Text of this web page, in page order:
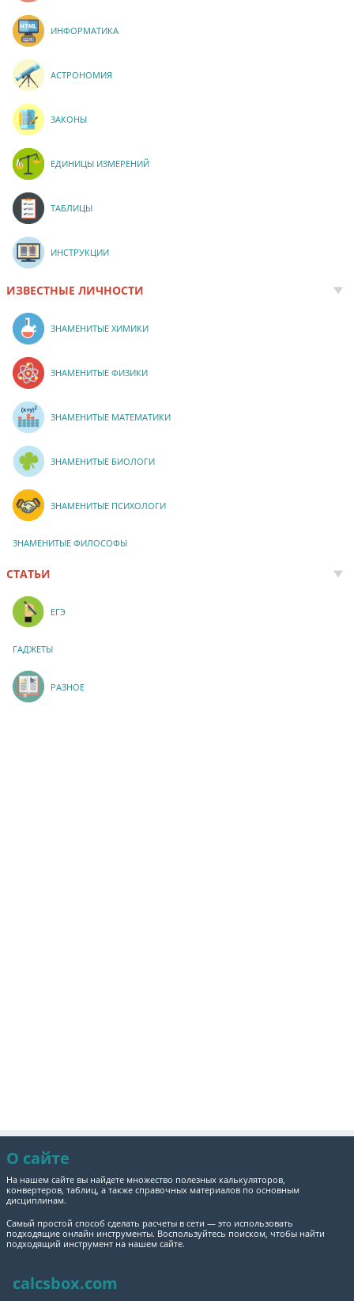
ИНФОРМАТИКА
АСТРОНОМИЯ
ЗАКОНЫ
ЕДИНИЦЫ ИЗМЕРЕНИЙ
ТАБЛИЦЫ
ИНСТРУКЦИИ
ИЗВЕСТНЫЕ ЛИЧНОСТИ
ЗНАМЕНИТЫЕ ХИМИКИ
ЗНАМЕНИТЫЕ ФИЗИКИ
ЗНАМЕНИТЫЕ МАТЕМАТИКИ
ЗНАМЕНИТЫЕ БИОЛОГИ
ЗНАМЕНИТЫЕ ПСИХОЛОГИ
ЗНАМЕНИТЫЕ ФИЛОСОФЫ
СТАТЬИ
ЕГЭ
ГАДЖЕТЫ
РАЗНОЕ
О сайте
На нашем сайте вы найдете множество полезных калькуляторов,
конвертеров, таблиц, а также справочных материалов по основным
дисциплинам.
Самый простой способ сделать расчеты в сети — это использовать
подходящие онлайн инструменты. Воспользуйтесь поиском, чтобы найти
подходящий инструмент на нашем сайте.
calcsbox.com